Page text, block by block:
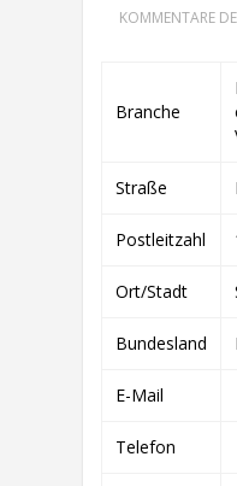
KOMMENTARE
Branche
Straße
Postleitzahl
Ort/Stadt
Bundesland
E-Mail
Telefon